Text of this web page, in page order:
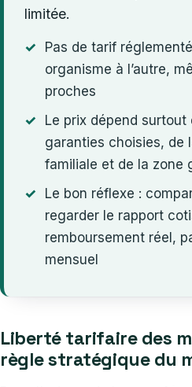
limitée.
Pas de tarif
organisme à l’autre,
proches
Le prix dépend surtout
garanties choisies, de
familiale et de la zone
Le bon réflexe :
regarder le rapport
remboursement réel,
mensuel
Liberté tarifaire des
règle stratégique du